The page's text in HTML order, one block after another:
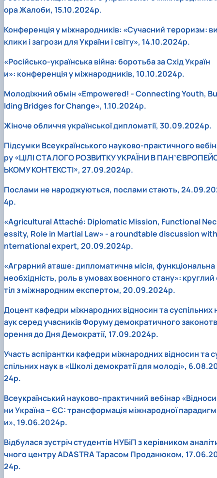
ора Жалоби, 15.10.2024р.
Конференція у міжнародників: «Сучасний тероризм:
клики і загрози для України і світу», 14.10.2024р.
«Російсько-українська війна: боротьба за Схід Україн
и»: конференція у міжнародників, 10.10.2024р.
Молодіжний обмін «Empowered! - Connecting Youth,
lding Bridges for Change», 1.10.2024р.
Жіноче обличчя української дипломатії, 30.09.2024р.
Підсумки Всеукраїнського науково-практичного
ру «ЦІЛІ СТАЛОГО РОЗВИТКУ УКРАЇНИ В
ЬКОМУ КОНТЕКСТІ», 27.09.2024р.
Послами не народжуються, послами стають,
4р.
«Agricultural Attaché: Diplomatic Mission, Functional Nec
essity, Role in Martial Law» - a roundtable discussion
nternational expert, 20.09.2024р.
«Аграрний аташе: дипломатична місія, функціональна
необхідність, роль в умовах воєнного стану»: круглий
тіл з міжнародним експертом, 20.09.2024р.
Доцент кафедри міжнародних відносин та суспільних
аук серед учасників Форуму демократичного законотв
орення до Дня Демократії, 17.09.2024р.
Участь аспірантки кафедри міжнародних відносин та
спільних наук в «Школі демократії для молоді»,
24р.
Всеукраїнський науково-практичний вебінар «Відноси
ни Україна – ЄС: трансформація міжнародної парадигм
и», 19.06.2024р.
Відбулася зустріч студентів НУБіП з керівником
чного центру ADASTRA Тарасом Проданюком,
24р.